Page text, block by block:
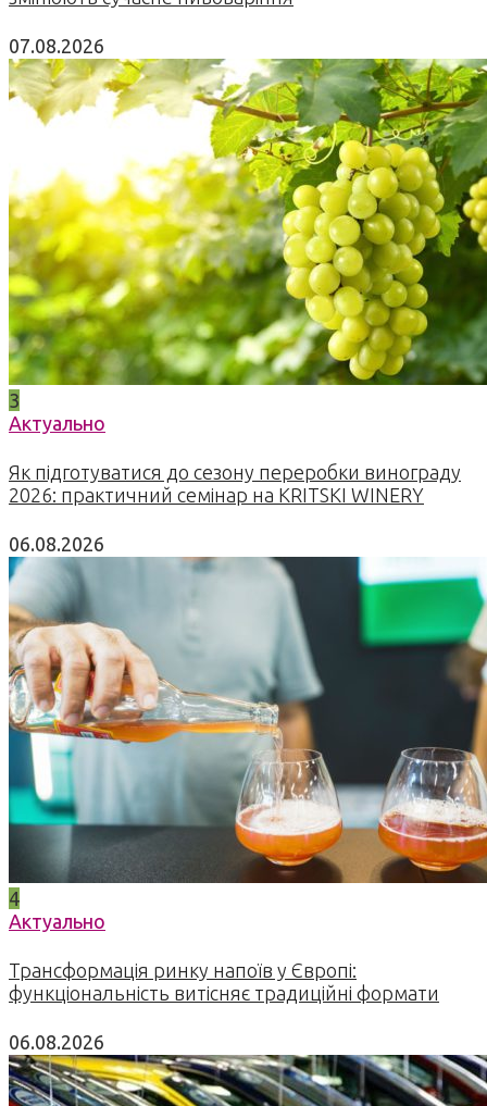
07.08.2026
3
Актуально
Як підготуватися до сезону переробки винограду
2026: практичний семінар на KRITSKI WINERY
06.08.2026
4
Актуально
Трансформація ринку напоїв у Європі:
функціональність витісняє традиційні формати
06.08.2026